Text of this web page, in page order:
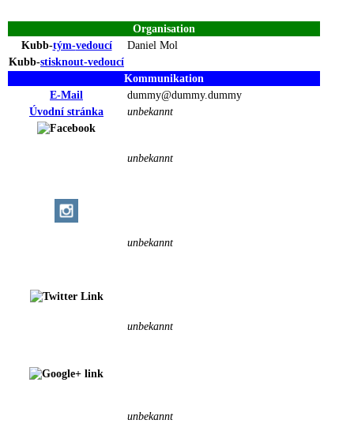
Organisation
Kubb-tým-vedoucí
Daniel Mol
Kubb-stisknout-vedoucí
Kommunikation
E-Mail
dummy@dummy.dummy
Úvodní stránka
unbekannt
unbekannt
unbekannt
unbekannt
unbekannt